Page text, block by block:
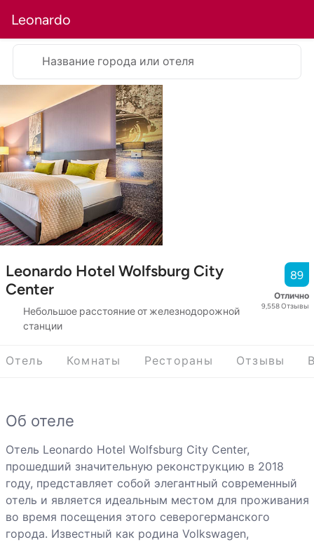
Leonardo
Leonardo Hotel Wolfsburg City
Center
Небольшое расстояние от железнодорожной
станции
89
Отлично
9,558Отзывы
Название города или отеля
Отель Комнаты Рестораны Отзывы
Об отеле
Отель Leonardo Hotel Wolfsburg City Center,
прошедший значительную реконструкцию в 2018
году, представляет собой элегантный современный
отель и является идеальным местом для проживания
во время посещения этого северогерманского
города. Известный как родина Volkswagen,